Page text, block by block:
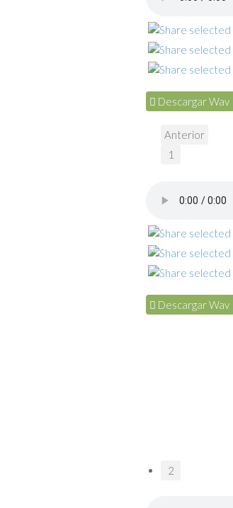
Descargar Wav
Descargar Wav
Anterior
1
2